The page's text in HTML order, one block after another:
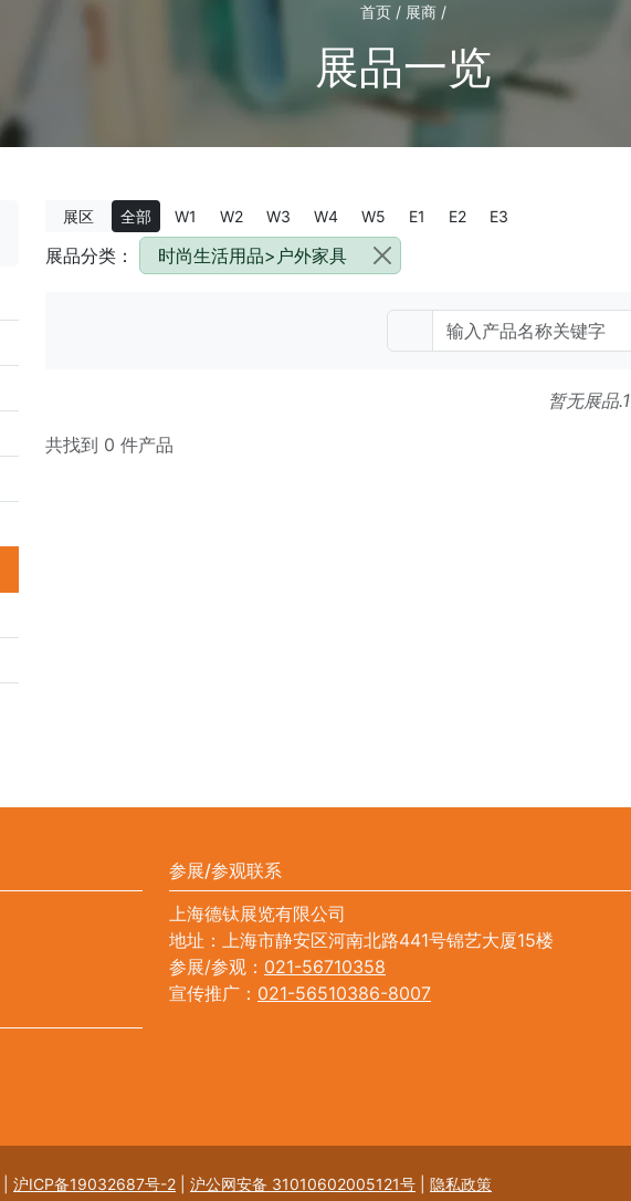
首页 / 展商 /
展品一览
展区 全部 W1 W2 W3 W4 W5 E1 E2 E3
展品分类： 时尚生活用品>户外家具
暂无展品.1
共找到 0 件产品
参展/参观联系
上海德钛展览有限公司
地址：上海市静安区河南北路441号锦艺大厦15楼
参展/参观： 021-56710358
宣传推广： 021-56510386-8007
沪ICP备19032687号-2 沪公网安备 31010602005121号 隐私政策